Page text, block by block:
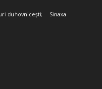
duhovnicești; Sinaxa